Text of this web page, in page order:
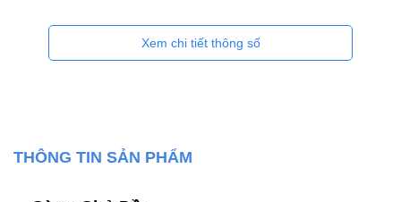
Xem chi tiết thông số
THÔNG TIN SẢN PHẨM